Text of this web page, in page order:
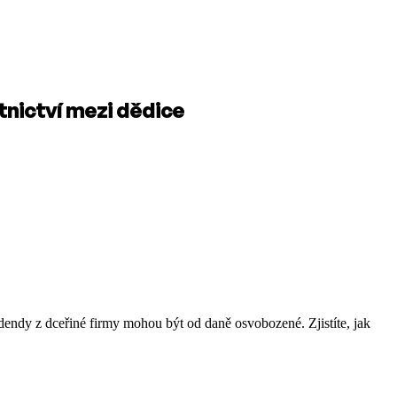
mezi dědice
z dceřiné firmy mohou být od daně osvobozené. Zjistíte, jak